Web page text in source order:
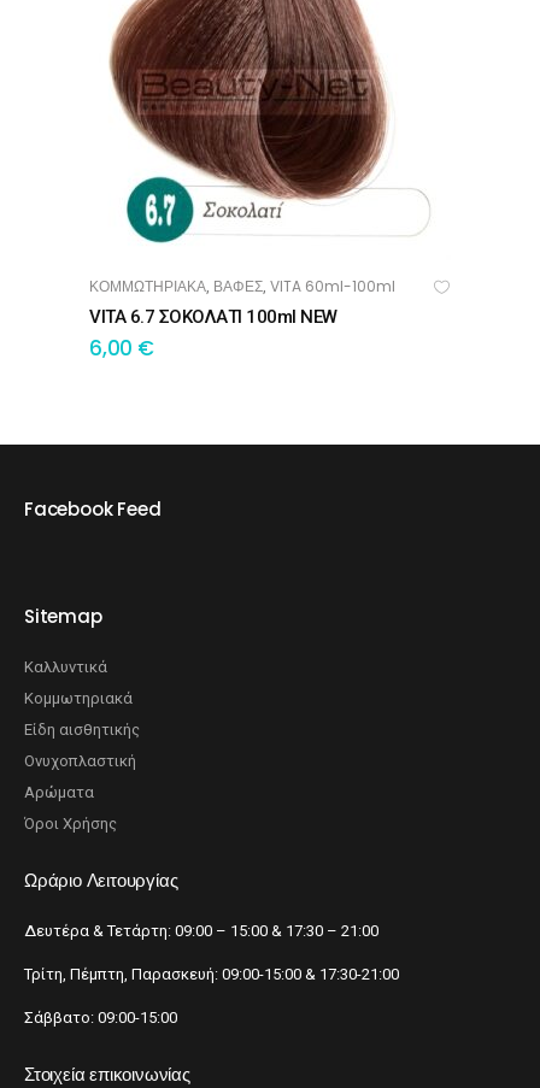
ΠΡΟΣΘΉΚΗ ΣΤΟ ΚΑΛΆΘΙ
ΚΟΜΜΩΤΗΡΙΑΚΑ, ΒΑΦΕΣ, VITA 60ml-100ml
VITA 6.7 ΣΟΚΟΛΑΤΙ 100ml NEW
6,00 €
Facebook Feed
Sitemap
Καλλυντικά
Κομμωτηριακά
Είδη αισθητικής
Ονυχοπλαστική
Αρώματα
Όροι Χρήσης
Ωράριο Λειτουργίας
Δευτέρα & Τετάρτη: 09:00 – 15:00 & 17:30 – 21:00
Τρίτη, Πέμπτη, Παρασκευή: 09:00-15:00 & 17:30-21:00
Σάββατο: 09:00-15:00
Στοιχεία επικοινωνίας